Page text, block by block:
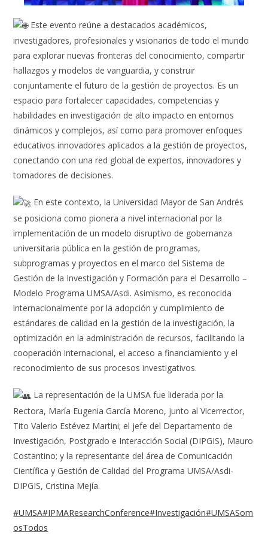
Este evento reúne a destacados académicos,
investigadores, profesionales y visionarios de todo el mundo
para explorar nuevas fronteras del conocimiento, compartir
hallazgos y modelos de vanguardia, y construir
conjuntamente el futuro de la gestión de proyectos. Es un
espacio para fortalecer capacidades, competencias y
habilidades en investigación de alto impacto en entornos
dinámicos y complejos, así como para promover enfoques
educativos innovadores aplicados a la gestión de proyectos,
conectando con una red global de expertos, innovadores y
tomadores de decisiones.
En este contexto, la Universidad Mayor de San Andrés
se posiciona como pionera a nivel internacional por la
implementación de un modelo disruptivo de gobernanza
universitaria pública en la gestión de programas,
subprogramas y proyectos en el marco del Sistema de
Gestión de la Investigación y Formación para el Desarrollo –
Modelo Programa UMSA/Asdi. Asimismo, es reconocida
internacionalmente por la adopción y cumplimiento de
estándares de calidad en la gestión de la investigación, la
optimización en la administración de recursos, facilitando la
cooperación internacional, el acceso a financiamiento y el
reconocimiento de sus procesos investigativos.
La representación de la UMSA fue liderada por la
Rectora, María Eugenia García Moreno, junto al Vicerrector,
Tito Valerio Estévez Martini; el jefe del Departamento de
Investigación, Postgrado e Interacción Social (DIPGIS), Mauro
Costantino; y la representante del área de Comunicación
Científica y Gestión de Calidad del Programa UMSA/Asdi-
DIPGIS, Cristina Mejía.
#UMSA#IPMAResearchConference#Investigación#UMSASom
osTodos